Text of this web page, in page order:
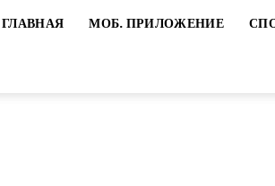
ГЛАВНАЯ МОБ. ПРИЛОЖЕНИЕ